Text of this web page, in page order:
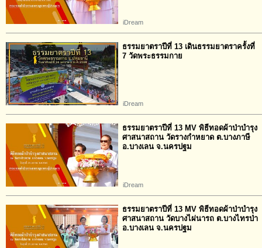
iDream
ธรรมยาตราปีที่ 13 เดินธรรมยาตราครั้งที่
7 วัดพระธรรมกาย
iDream
ธรรมยาตราปีที่ 13 MV พิธีทอดผ้าป่าบำรุง
ศาสนาสถาน วัดรางกำหยาด ต.บางภาษี
อ.บางเลน จ.นครปฐม
iDream
ธรรมยาตราปีที่ 13 MV พิธีทอดผ้าป่าบำรุง
ศาสนาสถาน วัดบางไผ่นารถ ต.บางไทรป่า
อ.บางเลน จ.นครปฐม